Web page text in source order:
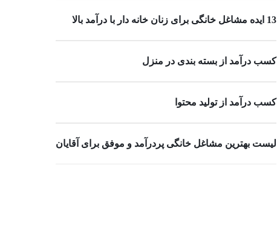
13 ایده مشاغل خانگی برای زنان خانه دار با درآمد بالا
کسب درآمد از بسته بندی در منزل
کسب درآمد از تولید محتوا
لیست بهترین مشاغل خانگی پردرآمد و موفق برای آقایان